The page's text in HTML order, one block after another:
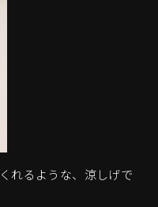
れるような、涼しげで